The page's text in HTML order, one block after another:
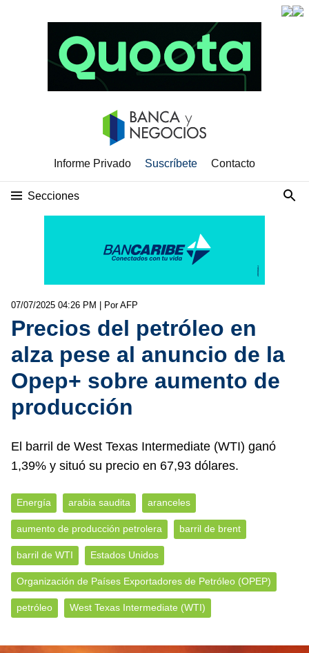
Informe Privado Suscríbete Contacto
Secciones
07/07/2025 04:26 PM | Por AFP
Precios del petróleo en
alza pese al anuncio de la
Opep+ sobre aumento de
producción
El barril de West Texas Intermediate (WTI) ganó
1,39% y situó su precio en 67,93 dólares.
Energía arabia saudita aranceles
aumento de producción petrolera barril de brent
barril de WTI Estados Unidos
Organización de Países Exportadores de Petróleo (OPEP)
petróleo West Texas Intermediate (WTI)